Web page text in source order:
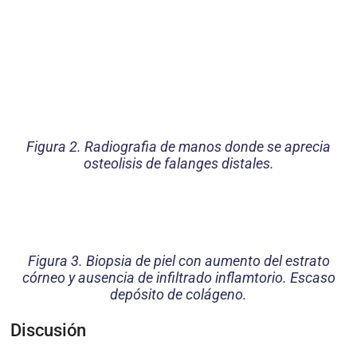
Figura 2. Radiografia de manos donde se aprecia
osteolisis de falanges distales.
Figura 3. Biopsia de piel con aumento del estrato
córneo y ausencia de infiltrado inflamtorio. Escaso
depósito de colágeno.
Discusión